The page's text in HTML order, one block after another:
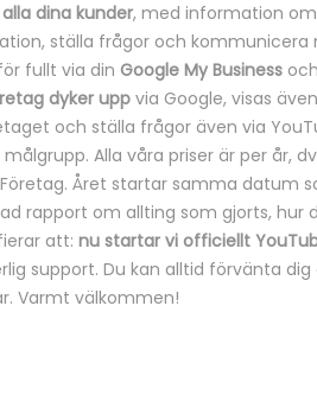
dina kunder, med information
ställa frågor och
fullt via din Google My Business och
dyker uppvia Google, visas
och ställa frågor även via
Alla våra priser är per år,
Året startar samma datum
rapport om allting som gjorts, hur
att: nu startar vi officiellt
support. Du kan alltid förvänta
Varmt välkommen!